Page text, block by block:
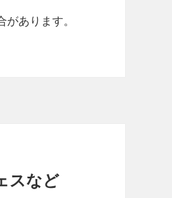
あります。
スなど